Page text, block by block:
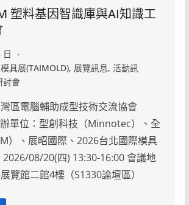
塑料基因智識庫與AI知識工
具展(TAIMOLD), 展覽訊息, 活動訊
討會
區電腦輔助成型技術交流協會
辦單位：型創科技（Minnotec）、全
）、展昭國際、2026台北國際模具
2026/08/20(四) 13:30-16:00 會議地
覽館二館4樓（S1330論壇區）